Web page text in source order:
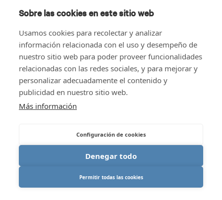
Sobre las cookies en este sitio web
Usamos cookies para recolectar y analizar
información relacionada con el uso y desempeño de
nuestro sitio web para poder proveer funcionalidades
relacionadas con las redes sociales, y para mejorar y
personalizar adecuadamente el contenido y
publicidad en nuestro sitio web.
Más información
Configuración de cookies
Denegar todo
Permitir todas las cookies